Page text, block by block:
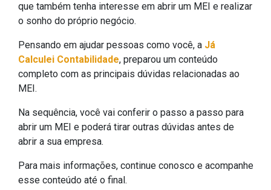
que também tenha interesse em abrir um MEI e realizar
o sonho do próprio negócio.
Pensando em ajudar pessoas como você, a Já
Calculei Contabilidade, preparou um conteúdo
completo com as principais dúvidas relacionadas ao
MEI.
Na sequência, você vai conferir o passo a passo para
abrir um MEI e poderá tirar outras dúvidas antes de
abrir a sua empresa.
Para mais informações, continue conosco e acompanhe
esse conteúdo até o final.